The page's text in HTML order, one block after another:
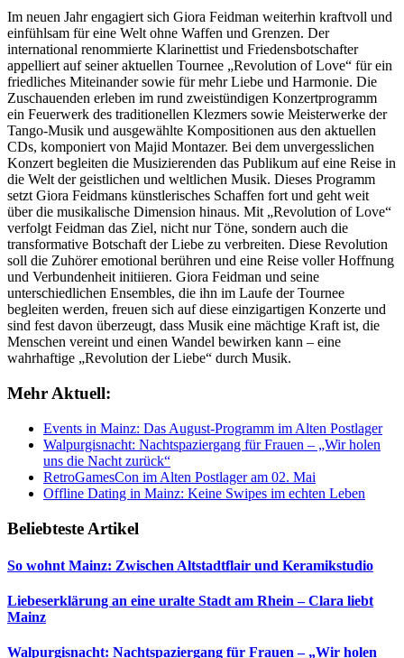
Im neuen Jahr engagiert sich Giora Feidman weiterhin kraftvoll und
einfühlsam für eine Welt ohne Waffen und Grenzen. Der
international renommierte Klarinettist und Friedensbotschafter
appelliert auf seiner aktuellen Tournee „Revolution of Love“ für ein
friedliches Miteinander sowie für mehr Liebe und Harmonie. Die
Zuschauenden erleben im rund zweistündigen Konzertprogramm
ein Feuerwerk des traditionellen Klezmers sowie Meisterwerke der
Tango-Musik und ausgewählte Kompositionen aus den aktuellen
CDs, komponiert von Majid Montazer. Bei dem unvergesslichen
Konzert begleiten die Musizierenden das Publikum auf eine Reise in
die Welt der geistlichen und weltlichen Musik. Dieses Programm
setzt Giora Feidmans künstlerisches Schaffen fort und geht weit
über die musikalische Dimension hinaus. Mit „Revolution of Love“
verfolgt Feidman das Ziel, nicht nur Töne, sondern auch die
transformative Botschaft der Liebe zu verbreiten. Diese Revolution
soll die Zuhörer emotional berühren und eine Reise voller Hoffnung
und Verbundenheit initiieren. Giora Feidman und seine
unterschiedlichen Ensembles, die ihn im Laufe der Tournee
begleiten werden, freuen sich auf diese einzigartigen Konzerte und
sind fest davon überzeugt, dass Musik eine mächtige Kraft ist, die
Menschen vereint und einen Wandel bewirken kann – eine
wahrhaftige „Revolution der Liebe“ durch Musik.
Mehr Aktuell:
Events in Mainz: Das August-Programm im Alten Postlager
Walpurgisnacht: Nachtspaziergang für Frauen – „Wir holen
uns die Nacht zurück“
RetroGamesCon im Alten Postlager am 02. Mai
Offline Dating in Mainz: Keine Swipes im echten Leben
Beliebteste Artikel
So wohnt Mainz: Zwischen Altstadtflair und Keramikstudio
Liebeserklärung an eine uralte Stadt am Rhein – Clara liebt
Mainz
Walpurgisnacht: Nachtspaziergang für Frauen – „Wir holen